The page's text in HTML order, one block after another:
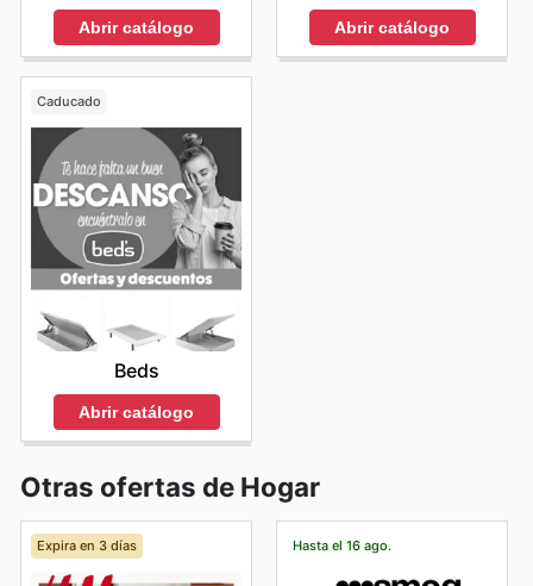
Abrir catálogo Abrir catálogo
Caducado
Beds
Abrir catálogo
Otras ofertas de Hogar
Expira en 3 días Hasta el 16 ago.